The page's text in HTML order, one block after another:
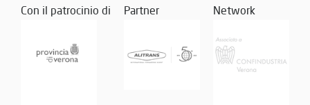
Con il patrocinio di Partner Network